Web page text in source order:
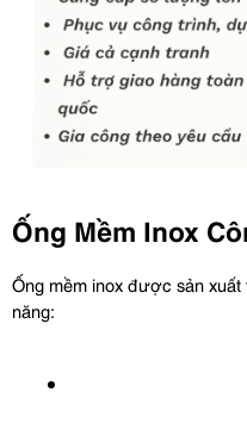
Ống Mềm Inox
Ống mềm inox được sản
năng: